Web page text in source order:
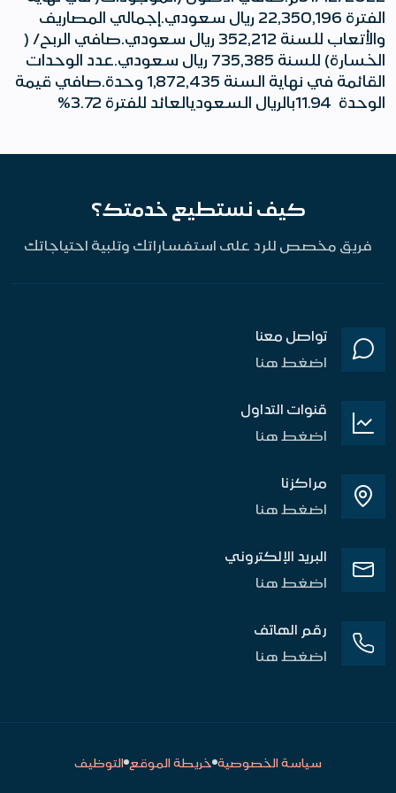
الفترة 22,350,196 ريال سعودي.إجمالي المصاريف
والأتعاب للسنة 352,212 ريال سعودي.صافي الربح/ (
الخسارة) للسنة 735,385 ريال سعودي.عدد الوحدات
القائمة في نهاية السنة 1,872,435 وحدة.صافي قيمة
الوحدة 11.94بالريال السعوديالعائد للفترة 3.72%
كيف نستطيع خدمتك؟
فريق مخصص للرد على استفساراتك وتلبية احتياجاتك
تواصل معنا
اضغط هنا
قنوات التداول
اضغط هنا
مراكزنا
اضغط هنا
البريد الإلكتروني
اضغط هنا
رقم الهاتف
اضغط هنا
سياسة الخصوصية خريطة الموقع التوظيف